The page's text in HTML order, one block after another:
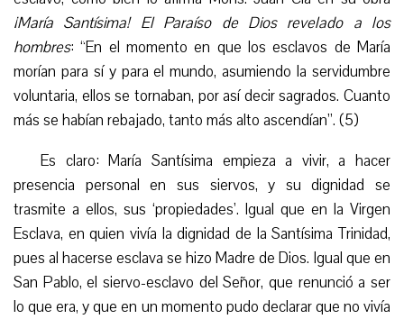
¡María Santísima! El Paraíso de Dios revelado a los
hombres: “En el momento en que los esclavos de María
morían para sí y para el mundo, asumiendo la servidumbre
voluntaria, ellos se tornaban, por así decir sagrados. Cuanto
más se habían rebajado, tanto más alto ascendían”. (5)
Es claro: María Santísima empieza a vivir, a hacer
presencia personal en sus siervos, y su dignidad se
trasmite a ellos, sus ‘propiedades’. Igual que en la Virgen
Esclava, en quien vivía la dignidad de la Santísima Trinidad,
pues al hacerse esclava se hizo Madre de Dios. Igual que en
San Pablo, el siervo-esclavo del Señor, que renunció a ser
lo que era, y que en un momento pudo declarar que no vivía